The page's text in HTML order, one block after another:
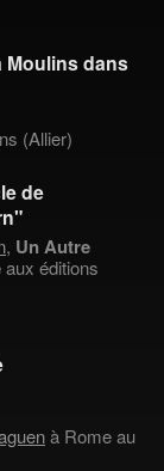
Moulins dans
(Allier)
de
, Un Autre
aux éditions
à Rome au